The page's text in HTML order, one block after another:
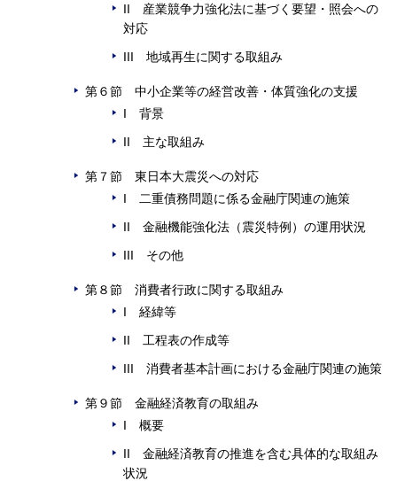
II 産業競争力強化法に基づく要望・照会への
対応
III 地域再生に関する取組み
第６節 中小企業等の経営改善・体質強化の支援
I 背景
II 主な取組み
第７節 東日本大震災への対応
I 二重債務問題に係る金融庁関連の施策
II 金融機能強化法（震災特例）の運用状況
III その他
第８節 消費者行政に関する取組み
I 経緯等
II 工程表の作成等
III 消費者基本計画における金融庁関連の施策
第９節 金融経済教育の取組み
I 概要
II 金融経済教育の推進を含む具体的な取組み
状況